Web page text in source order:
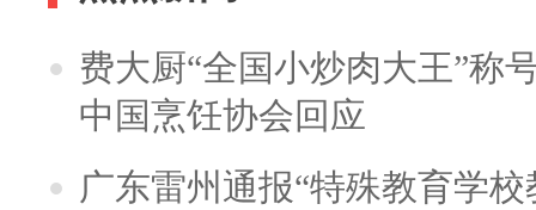
费大厨“全国小炒肉大王”称
中国烹饪协会回应
广东雷州通报“特殊教育学